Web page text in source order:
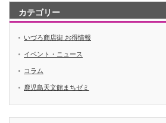
カテゴリー
いづろ商店街 お得情報
イベント・ニュース
コラム
鹿児島天文館まちゼミ